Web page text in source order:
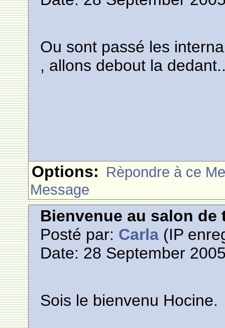
Ou sont passé les
, allons debout la
Options: Rèpondre à ce
Message
Bienvenue au salon de
Posté par: Carla (IP
Date: 28 September
Sois le bienvenu Hocine.